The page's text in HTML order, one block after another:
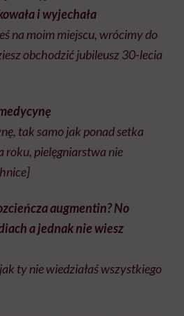
i wyjechała
na moim miejscu, wrócimy do
obchodzić jubileusz 30-lecia
tak samo jak ponad setka
roku, pielęgniarstwa nie
augmentin? No
a jednak nie wiesz
ty nie wiedziałaś wszystkiego